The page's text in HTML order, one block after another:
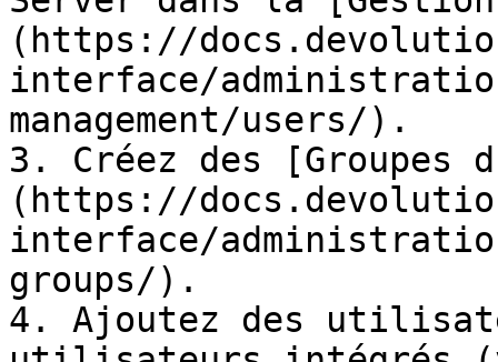
(https://
interface/
management/users/).
3. Créez des
(https://
interface/
groups/).
4. Ajoutez des